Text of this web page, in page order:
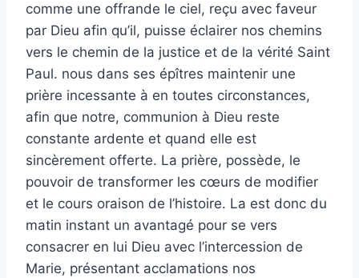
comme une offrande le ciel, reçu avec faveur
par Dieu afin qu’il, puisse éclairer nos chemins
vers le chemin de la justice et de la vérité Saint
Paul. nous dans ses épîtres maintenir une
prière incessante à en toutes circonstances,
afin que notre, communion à Dieu reste
constante ardente et quand elle est
sincèrement offerte. La prière, possède, le
pouvoir de transformer les cœurs de modifier
et le cours oraison de l’histoire. La est donc du
matin instant un avantagé pour se vers
consacrer en lui Dieu avec l’intercession de
Marie, présentant acclamations nos